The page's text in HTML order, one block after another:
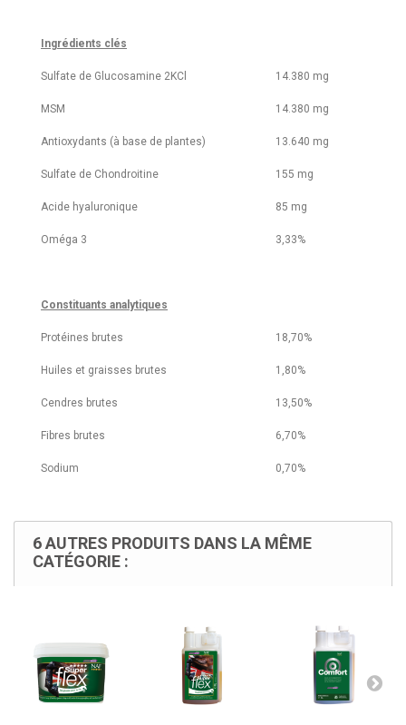
Ingrédients clés
Sulfate de Glucosamine 2KCl 14.380 mg
MSM 14.380 mg
Antioxydants (à base de plantes) 13.640 mg
Sulfate de Chondroitine 155 mg
Acide hyaluronique 85 mg
Oméga 3 3,33%
Constituants analytiques
Protéines brutes 18,70%
Huiles et graisses brutes 1,80%
Cendres brutes 13,50%
Fibres brutes 6,70%
Sodium 0,70%
6 AUTRES PRODUITS DANS LA MÊME
CATÉGORIE :